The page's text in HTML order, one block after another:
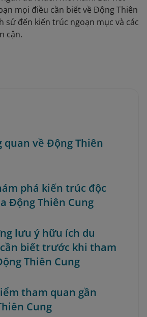
mọi điều cần biết về Động Thiên
sử đến kiến trúc ngoạn mục và các
cận.
quan về Động Thiên
phá kiến trúc độc
Động Thiên Cung
lưu ý hữu ích du
biết trước khi tham
Thiên Cung
tham quan gần
Cung